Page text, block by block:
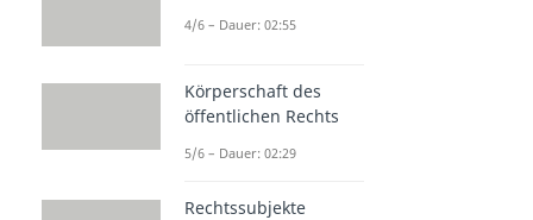
4/6 – Dauer: 02:55
Körperschaft des
öffentlichen Rechts
5/6 – Dauer: 02:29
Rechtssubjekte